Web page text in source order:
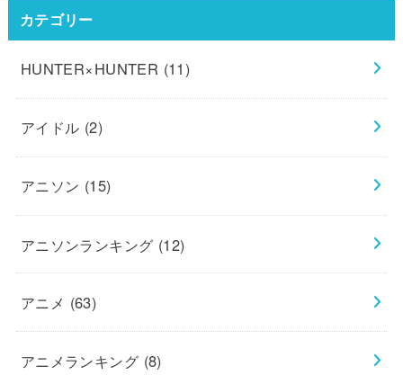
カテゴリー
HUNTER×HUNTER (11)
アイドル (2)
アニソン (15)
アニソンランキング (12)
アニメ (63)
アニメランキング (8)